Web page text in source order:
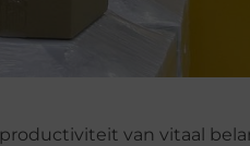
van vitaal